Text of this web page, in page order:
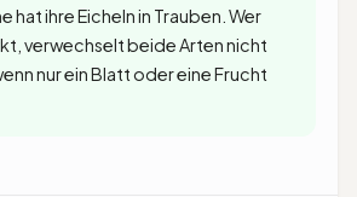
hat ihre Eicheln in Trauben. Wer
verwechselt beide Arten nicht
nur ein Blatt oder eine Frucht